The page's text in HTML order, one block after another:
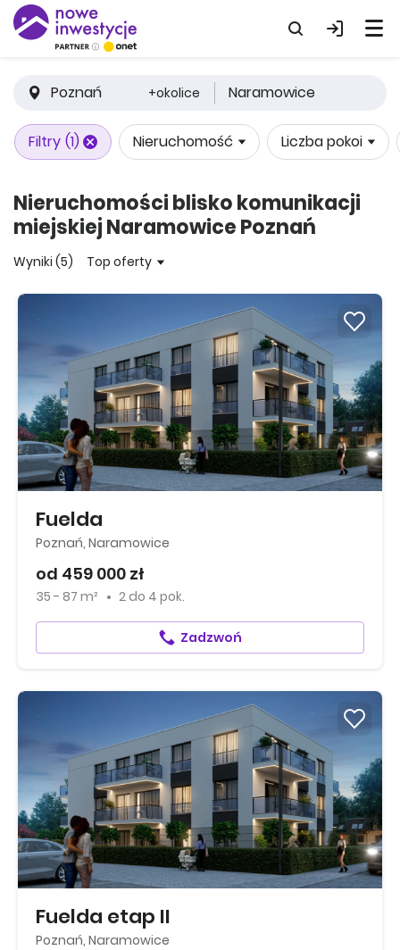
Poznań +okolice Naramowice
Filtry (1) Nieruchomość Liczba pokoi
Nieruchomości blisko komunikacji
miejskiej Naramowice Poznań
Wyniki (5) Top oferty
Fuelda
Poznań, Naramowice
od 459 000 zł
35 - 87 m² 2 do 4 pok.
Zadzwoń
Fuelda etap II
Poznań, Naramowice